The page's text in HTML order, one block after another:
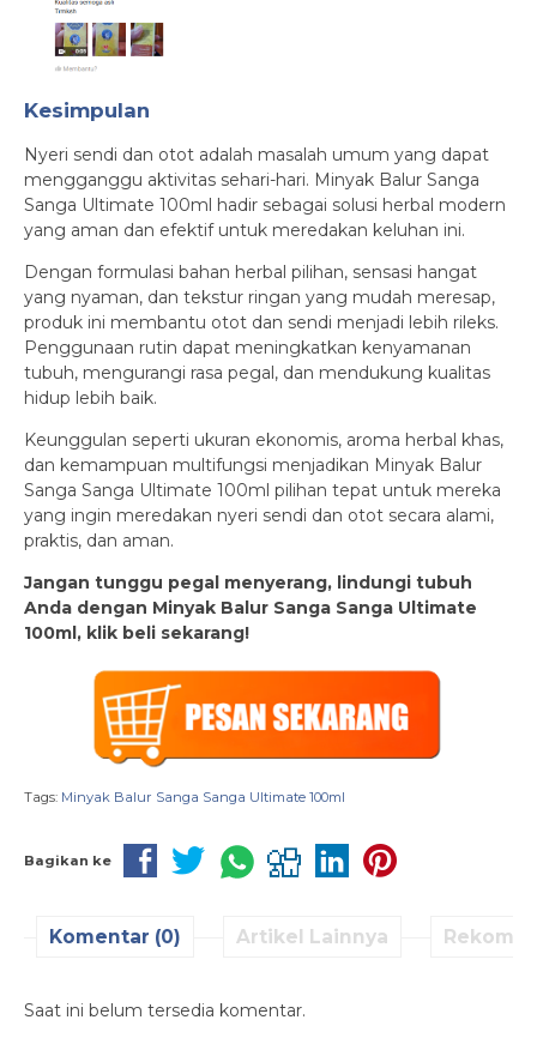
Kesimpulan
Nyeri sendi dan otot adalah masalah umum yang dapat
mengganggu aktivitas sehari-hari. Minyak Balur Sanga
Sanga Ultimate 100ml hadir sebagai solusi herbal modern
yang aman dan efektif untuk meredakan keluhan ini.
Dengan formulasi bahan herbal pilihan, sensasi hangat
yang nyaman, dan tekstur ringan yang mudah meresap,
produk ini membantu otot dan sendi menjadi lebih rileks.
Penggunaan rutin dapat meningkatkan kenyamanan
tubuh, mengurangi rasa pegal, dan mendukung kualitas
hidup lebih baik.
Keunggulan seperti ukuran ekonomis, aroma herbal khas,
dan kemampuan multifungsi menjadikan Minyak Balur
Sanga Sanga Ultimate 100ml pilihan tepat untuk mereka
yang ingin meredakan nyeri sendi dan otot secara alami,
praktis, dan aman.
Jangan tunggu pegal menyerang, lindungi tubuh
Anda dengan Minyak Balur Sanga Sanga Ultimate
100ml, klik beli sekarang!
Tags: Minyak Balur Sanga Sanga Ultimate 100ml
Bagikan ke
Komentar (0) Artikel Lainnya
Saat ini belum tersedia komentar.